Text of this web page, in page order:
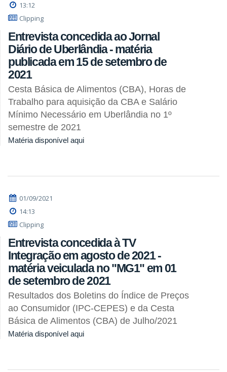
13:12
Clipping
Entrevista concedida ao Jornal
Diário de Uberlândia - matéria
publicada em 15 de setembro de
2021
Cesta Básica de Alimentos (CBA), Horas de
Trabalho para aquisição da CBA e Salário
Mínimo Necessário em Uberlândia no 1º
semestre de 2021
Matéria disponível aqui
01/09/2021
14:13
Clipping
Entrevista concedida à TV
Integração em agosto de 2021 -
matéria veiculada no "MG1" em 01
de setembro de 2021
Resultados dos Boletins do Índice de Preços
ao Consumidor (IPC-CEPES) e da Cesta
Básica de Alimentos (CBA) de Julho/2021
Matéria disponível aqui